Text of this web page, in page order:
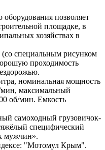
позволяет
площадке, в
хозяйствах в
специальным рисунком
проходимость
номинальная мощность
максимальный
об/мин. Емкость
самоходный грузовичок-
специфический
мужчин».
"Мотомул Крым".